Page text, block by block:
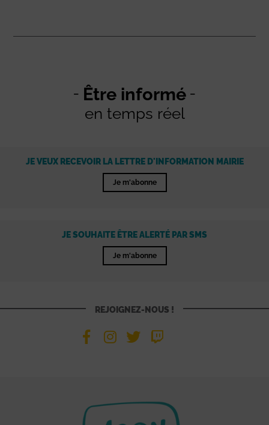
Être informé
en temps réel
JE VEUX RECEVOIR LA LETTRE D'INFORMATION MAIRIE
Je m'abonne
JE SOUHAITE ÊTRE ALERTÉ PAR SMS
Je m'abonne
REJOIGNEZ-NOUS !